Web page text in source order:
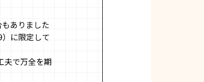
ありました
に限定して
夫で万全を期